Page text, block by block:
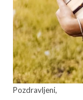
Pozdravljeni,